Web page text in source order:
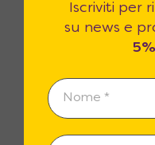
Le recensioni
nostro
Iscriviti per
su news e